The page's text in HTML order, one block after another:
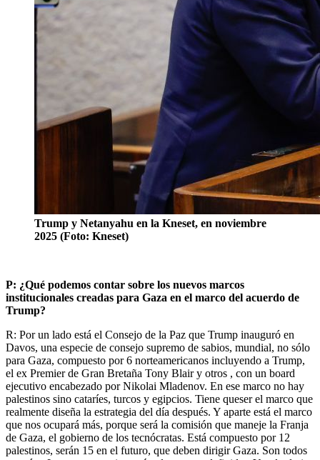
Trump y Netanyahu en la Kneset, en noviembre
2025 (Foto: Kneset)
P: ¿Qué podemos contar sobre los nuevos marcos
institucionales creadas para Gaza en el marco del acuerdo de
Trump?
R: Por un lado está el Consejo de la Paz que Trump inauguró en
Davos, una especie de consejo supremo de sabios, mundial, no sólo
para Gaza, compuesto por 6 norteamericanos incluyendo a Trump,
el ex Premier de Gran Bretaña Tony Blair y otros , con un board
ejecutivo encabezado por Nikolai Mladenov. En ese marco no hay
palestinos sino cataríes, turcos y egipcios. Tiene queser el marco que
realmente diseña la estrategia del día después. Y aparte está el marco
que nos ocupará más, porque será la comisión que maneje la Franja
de Gaza, el gobierno de los tecnócratas. Está compuesto por 12
palestinos, serán 15 en el futuro, que deben dirigir Gaza. Son todos